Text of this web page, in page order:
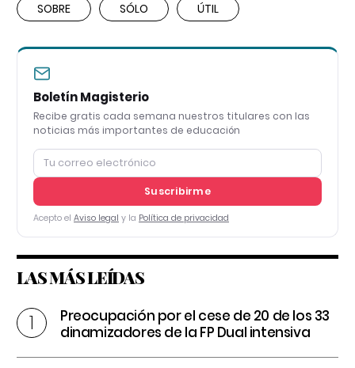
SOBRE SÓLO ÚTIL
Boletín Magisterio
Recibe gratis cada semana nuestros titulares con las
noticias más importantes de educación
Suscribirme
Acepto el Aviso legal y la Política de privacidad
LAS MÁS LEÍDAS
Preocupación por el cese de 20 de los 33
dinamizadores de la FP Dual intensiva